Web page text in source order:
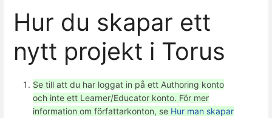
Hur du skapar ett
nytt projekt i Torus
Se till att du har loggat in på ett Authoring konto
och inte ett Learner/Educator konto. För mer
information om författarkonton, se Hur man skapar